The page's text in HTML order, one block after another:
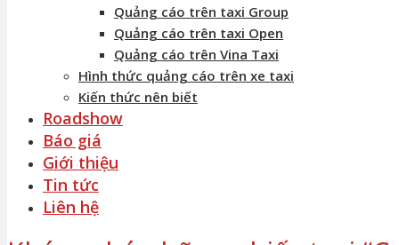
Quảng cáo trên taxi Group
Quảng cáo trên taxi Open
Quảng cáo trên Vina Taxi
Hình thức quảng cáo trên xe taxi
Kiến thức nên biết
Roadshow
Báo giá
Giới thiệu
Tin tức
Liên hệ